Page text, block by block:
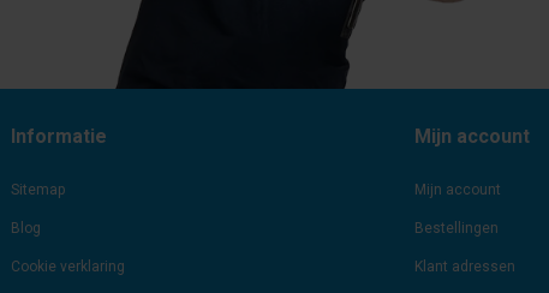
Informatie
Sitemap
Blog
Cookie verklaring
Mijn account
Mijn account
Bestellingen
Klant adressen